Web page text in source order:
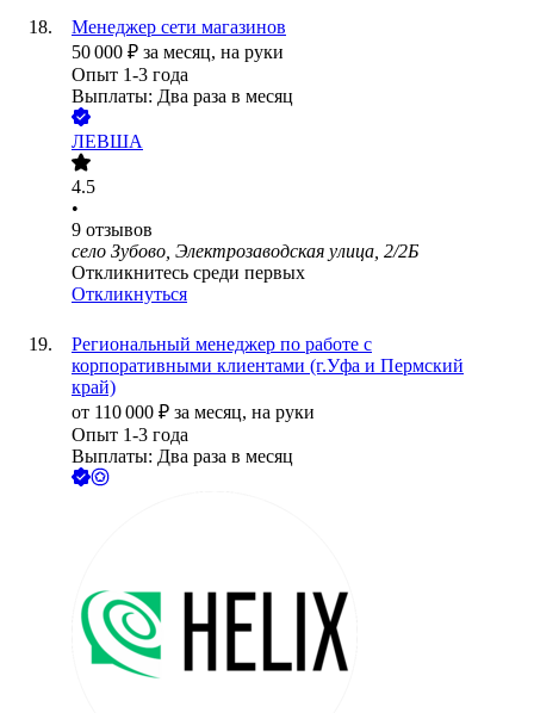
Менеджер сети магазинов
50 000 ₽ за месяц, на руки
Опыт 1-3 года
Выплаты: Два раза в месяц
ЛЕВША
4.5
•
9 отзывов
село Зубово, Электрозаводская улица, 2/2Б
Откликнитесь среди первых
Откликнуться
Региональный менеджер по работе с
корпоративными клиентами (г.Уфа и Пермский
край)
от 110 000 ₽ за месяц, на руки
Опыт 1-3 года
Выплаты: Два раза в месяц